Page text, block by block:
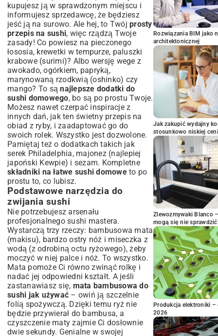
kupujesz ją w sprawdzonym miejscu i
informujesz sprzedawcę, że będziesz
jeść ją na surowo. Ale hej, to Twój prosty
przepis na sushi, więc rządzą Twoje
zasady! Co powiesz na pieczonego
łososia, krewetki w tempurze, paluszki
krabowe (surimi)? Albo wersję wege z
awokado, ogórkiem, papryką,
marynowaną rzodkwią (oshinko) czy
mango? To sąnajlepsze dodatki do
sushi domowego, bo są po prostu Twoje.
Możesz nawet czerpać inspiracje z
innych dań, jak ten świetny przepis na
obiad z ryby, i zaadaptować go do
swoich rolek. Wszystko jest dozwolone.
Pamiętaj też o dodatkach takich jak
serek Philadelphia, majonez (najlepiej
japoński Kewpie) i sezam. Kompletne
składniki na łatwe sushi domoweto po
prostu to, co lubisz.
Podstawowe narzędzia do
zwijania sushi
Nie potrzebujesz arsenału
profesjonalnego sushi mastera.
Wystarczą trzy rzeczy: bambusowa mata
(makisu), bardzo ostry nóż i miseczka z
wodą (z odrobiną octu ryżowego), żeby
moczyć w niej palce i nóż. To wszystko.
Mata pomoże Ci równo zwinąć rolkę i
nadać jej odpowiedni kształt. A jeśli
zastanawiasz się, mata bambusowa do
sushi jak używać – owiń ją szczelnie
folią spożywczą. Dzięki temu ryż nie
będzie przywierał do bambusa, a
czyszczenie maty zajmie Ci dosłownie
dwie sekundy. Genialne w swojej
Rozwiązania BIM jako
architektonicznej
Jak zakupić wydajny
stosunkowo niskiej
Zlewozmywaki Blanco
mogą się nie
Produkcja elektroniki –
2026